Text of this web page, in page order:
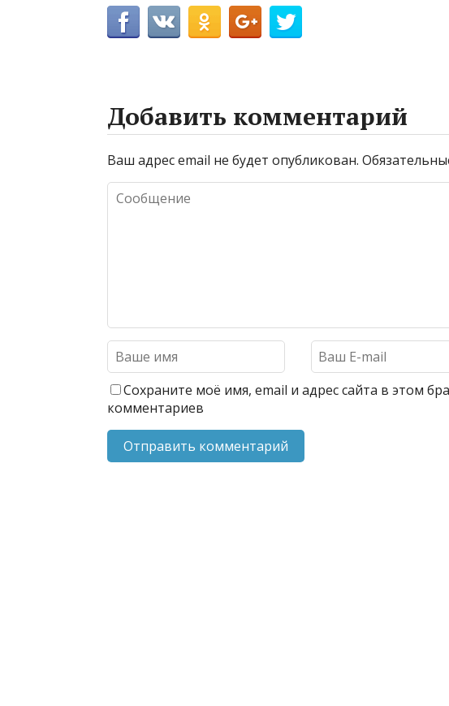
Добавить комментарий
Ваш адрес email не будет опубликован.
Сохраните моё имя, email и адрес сайта в этом
комментариев